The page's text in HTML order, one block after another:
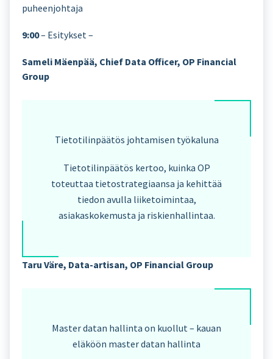
puheenjohtaja
9:00– Esitykset –
Sameli Mäenpää, Chief Data Officer, OP Financial
Group
Tietotilinpäätös johtamisen työkaluna
Tietotilinpäätös kertoo, kuinka OP
toteuttaa tietostrategiaansa ja kehittää
tiedon avulla liiketoimintaa,
asiakaskokemusta ja riskienhallintaa.
Taru Väre, Data-artisan, OP Financial Group
Master datan hallinta on kuollut – kauan
eläköön master datan hallinta